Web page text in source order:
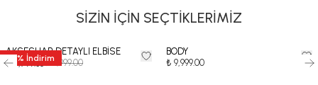
SİZİN İÇİN SEÇTİKLERİMİZ
35 % İndirim
AKSESUAR DETAYLI ELBİSE
₺ 7,799.35 ₺ 11,999.00
BODY
₺ 9,999.00